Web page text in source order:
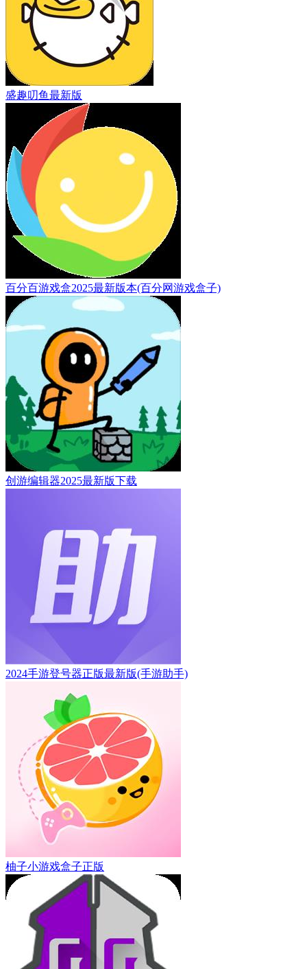
盛趣叨鱼最新版
百分百游戏盒2025最新版本(百分网游戏盒子)
创游编辑器2025最新版下载
2024手游登号器正版最新版(手游助手)
柚子小游戏盒子正版